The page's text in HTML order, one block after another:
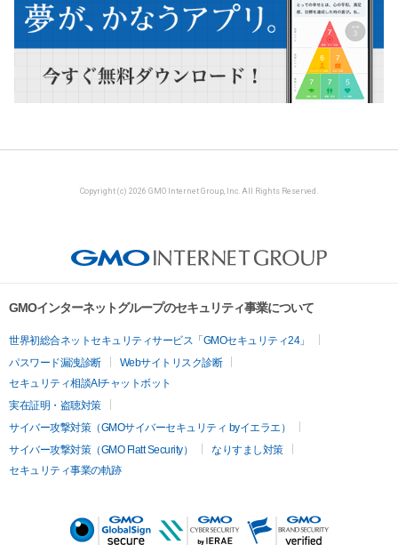
Copyright (c) 2026 GMO Internet Group, Inc. All Rights Reserved.
GMOインターネットグループのセキュリティ事業について
世界初総合ネットセキュリティサービス「GMOセキュリティ24」
パスワード漏洩診断
Webサイトリスク診断
セキュリティ相談AIチャットボット
実在証明・盗聴対策
サイバー攻撃対策（GMOサイバーセキュリティ byイエラエ）
サイバー攻撃対策（GMO Flatt Security）
なりすまし対策
セキュリティ事業の軌跡